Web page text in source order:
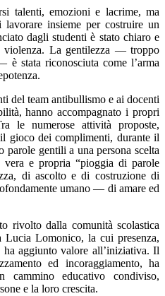
talenti, emozioni e lacrime, ma
insieme per costruire un
dagli studenti è stato chiaro e
violenza. La gentilezza — troppo
è stata riconosciuta come l’arma
del team antibullismo e ai docenti
hanno accompagnato i propri
le numerose attività proposte,
gioco dei complimenti, durante il
parole gentili a una persona scelta
vera e propria “pioggia di parole
di ascolto e di costruzione di
umano — di amare ed
rivolto dalla comunità scolastica
Lucia Lomonico, la cui presenza,
aggiunto valore all’iniziativa. Il
ed incoraggiamento, ha
cammino educativo condiviso,
e la loro crescita.